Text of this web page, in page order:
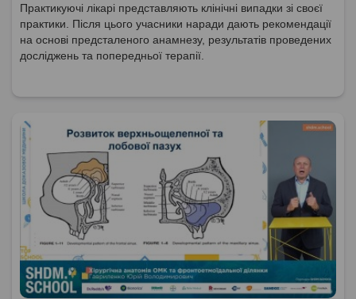
Практикуючі лікарі представляють клінічні випадки зі своєї
практики. Після цього учасники наради дають рекомендації
на основі предсталеного анамнезу, результатів проведених
досліджень та попередньої терапії.